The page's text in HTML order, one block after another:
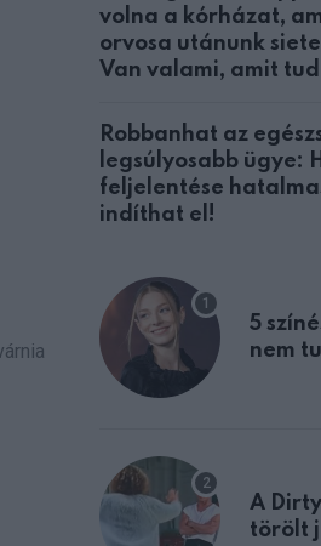
volna a kórházat,
orvosa utánunk
Van valami, amit
Robbanhat az
legsúlyosabb ügye:
feljelentése
indíthat el!
5
nem
A
törölt